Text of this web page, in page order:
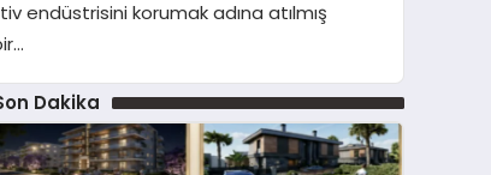
endüstrisini korumak adına atılmış
Dakika